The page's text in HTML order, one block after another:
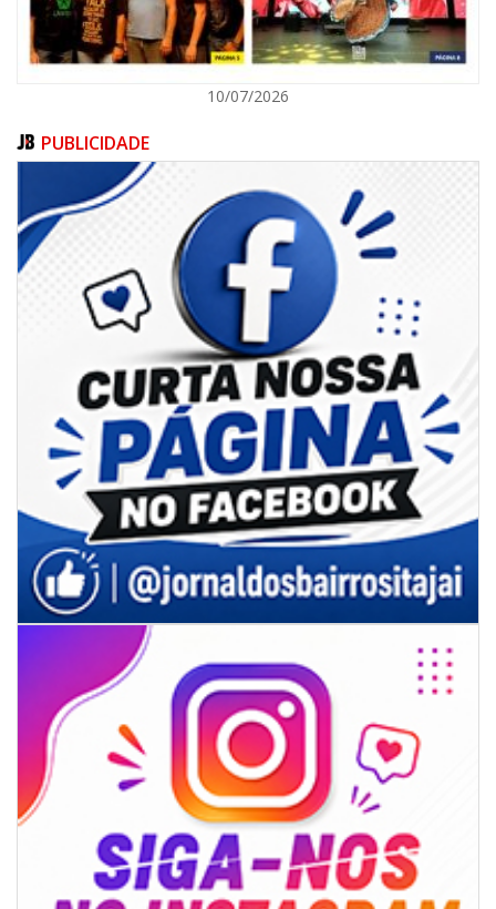
06/08/2026 | 18:18
Programa de IST/Aids e Hepatites Virais faz testagem rápida em frente
ao CIS
GERAL
10/07/2026
PUBLICIDADE